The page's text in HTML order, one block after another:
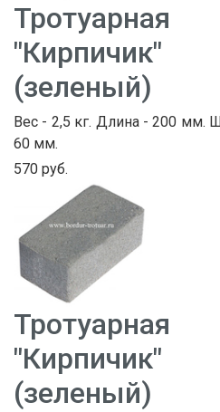
"Кирпичик"
(зеленый)
Вес - 2,5 кг. Длина - 200 мм.
60 мм.
570 руб.
"Кирпичик"
(зеленый)